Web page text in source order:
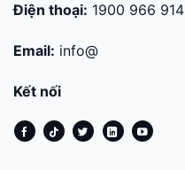
Điện thoại: 1900 966 914
Email: info@
Kết nối